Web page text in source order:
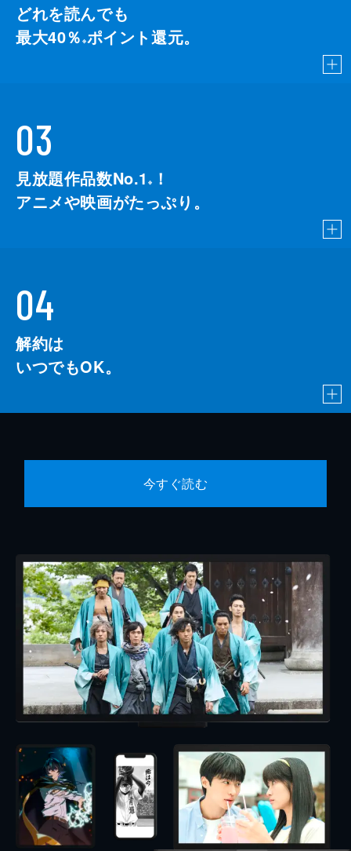
どれを読んでも
最大40％ ※ポイント還元。
03
見放題作品数No.1 ※
！
アニメや映画がたっぷり。
04
解約は
いつでもOK。
今すぐ読む